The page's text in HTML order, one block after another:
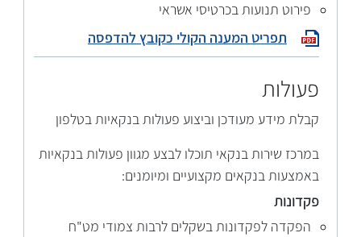
פירוט תנועות בכרטיסי אשראי
תפריט המענה הקולי כקובץ להדפסה
פעולות
קבלת מידע מעודכן וביצוע פעולות בנקאיות בטלפון
במרכז שירות בנקאי תוכלו לבצע מגוון פעולות בנקאיות
באמצעות בנקאים מקצועיים ומיומנים:
פקדונות
הפקדה לפקדונות בשקלים לרבות צמודי מט"ח